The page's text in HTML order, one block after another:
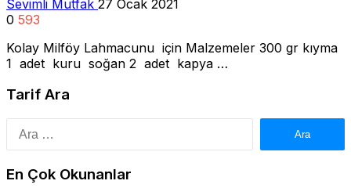
Sevimli Mutfak 27 Ocak 2021
0 593
Kolay Milföy Lahmacunu için Malzemeler 300 gr kıyma
1 adet kuru soğan 2 adet kapya …
Tarif Ara
En Çok Okunanlar